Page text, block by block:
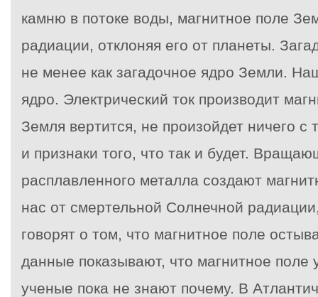
камню в потоке воды, магнитное поле
радиации, отклоняя его от планеты.
не менее как загадочное ядро Земли.
ядро. Электрический ток производит
Земля вертится, не произойдет ничего с
и признаки того, что так и будет.
расплавленного металла создают
нас от смертельной Солнечной
говорят о том, что магнитное поле
данные показывают, что магнитное
ученые пока не знают почему. В